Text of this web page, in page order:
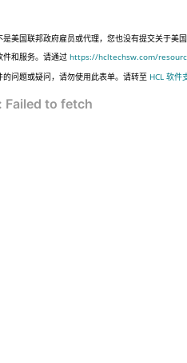
美国联邦政府雇员或代理，您也没有提交关于
件和服务。请通过https://hcltechsw.com/
的问题或疑问，请勿使用此表单。请转至 HCL 软件